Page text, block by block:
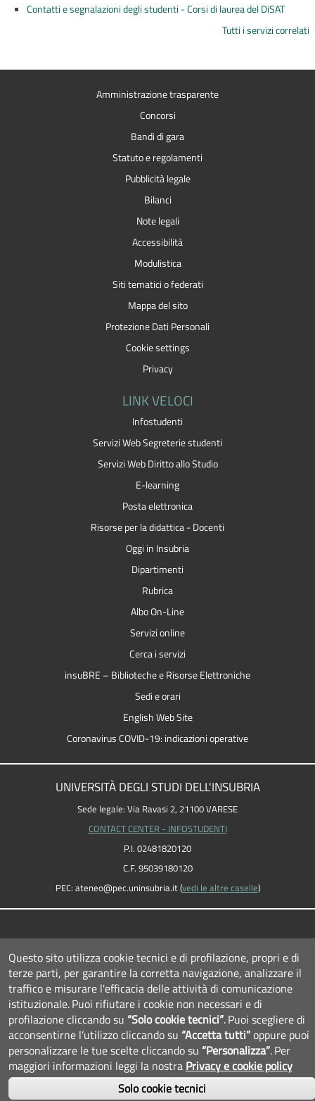
Contatti e segnalazioni degli studenti - Corsi di laurea del DiSAT
Tutti i servizi correlati
Amministrazione trasparente
Concorsi
Bandi di gara
Statuto e regolamenti
Pubblicità legale
Bilanci
Note legali
Accessibilità
Modulistica
Siti tematici o federati
Mappa del sito
Protezione Dati Personali
Cookie settings
Privacy
LINK VELOCI
Infostudenti
Servizi Web Segreterie studenti
Servizi Web Diritto allo Studio
E-learning
Posta elettronica
Risorse per la didattica - Docenti
Oggi in Insubria
Dipartimenti
Rubrica
Albo On-Line
Servizi online
Cerca i servizi
insuBRE – Biblioteche e Risorse Elettroniche
Sedi e orari
English Web Site
Coronavirus COVID-19: indicazioni operative
UNIVERSITÀ DEGLI STUDI DELL'INSUBRIA
Sede legale: Via Ravasi 2, 21100 VARESE
CONTACT CENTER - INFOSTUDENTI
P.I. 02481820120
C.F. 95039180120
PEC: ateneo@pec.uninsubria.it (vedi le altre caselle)
SEGUICI SU...
Questo sito utilizza cookie tecnici e di profilazione, propri e di
terze parti, per garantire la corretta navigazione, analizzare il
traffico e misurare l'efficacia delle attività di comunicazione
istituzionale.Puoi rifiutare i cookie non necessari e di
profilazione cliccando su “Solo cookie tecnici”.Puoi scegliere di
acconsentirne l’utilizzo cliccando su “Accetta tutti”oppure puoi
personalizzare le tue scelte cliccando su “Personalizza”.Per
maggiori informazioni leggi la nostra Privacy e cookie policy
Solo cookie tecnici